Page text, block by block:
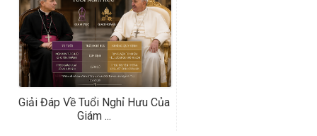
Giải Đáp Về Tuổi Nghỉ Hưu Của
Giám ...